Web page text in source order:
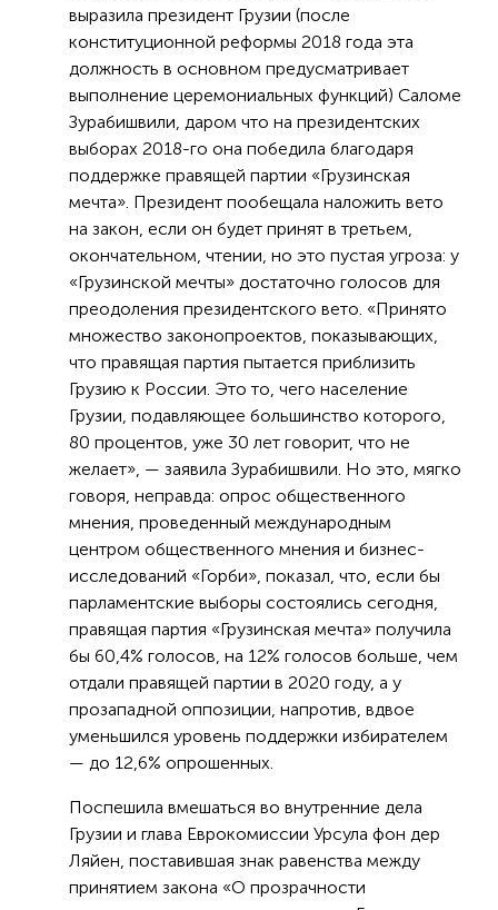
выразила президент Грузии (после
конституционной реформы 2018 года эта
должность в основном предусматривает
выполнение церемониальных функций) Саломе
Зурабишвили, даром что на президентских
выборах 2018-го она победила благодаря
поддержке правящей партии «Грузинская
мечта». Президент пообещала наложить вето
на закон, если он будет принят в третьем,
окончательном, чтении, но это пустая угроза: у
«Грузинской мечты» достаточно голосов для
преодоления президентского вето. «Принято
множество законопроектов, показывающих,
что правящая партия пытается приблизить
Грузию к России. Это то, чего население
Грузии, подавляющее большинство которого,
80 процентов, уже 30 лет говорит, что не
желает», — заявила Зурабишвили. Но это, мягко
говоря, неправда: опрос общественного
мнения, проведенный международным
центром общественного мнения и бизнес-
исследований «Горби», показал, что, если бы
парламентские выборы состоялись сегодня,
правящая партия «Грузинская мечта» получила
бы 60,4% голосов, на 12% голосов больше, чем
отдали правящей партии в 2020 году, а у
прозападной оппозиции, напротив, вдвое
уменьшился уровень поддержки избирателем
— до 12,6% опрошенных.
Поспешила вмешаться во внутренние дела
Грузии и глава Еврокомиссии Урсула фон дер
Ляйен, поставившая знак равенства между
принятием закона «О прозрачности